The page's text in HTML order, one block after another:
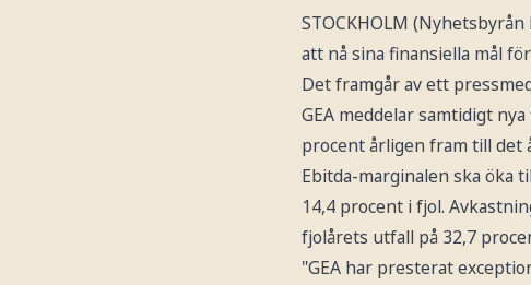
STOCKHOLM
att nå sina finansiella mål
Det framgår av ett
GEA meddelar samtidigt
procent årligen fram till det
Ebitda-marginalen ska öka
14,4 procent i fjol.
fjolårets utfall på 32,7
"GEA har presterat